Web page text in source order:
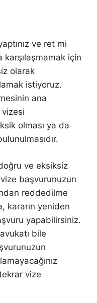
ve ret mi
karşılaşmamak için
olarak
istiyoruz.
ana
olması ya da
ve eksiksiz
başvurunuzun
reddedilme
kararın yeniden
yapabilirsiniz.
bile
vize